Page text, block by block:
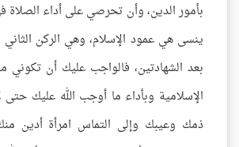
بأمور الدين، وأن تحرصي على أداء الصلاة
ينسى هي عمود الإسلام، وهي الركن الثاني
بعد الشهادتين، فالواجب عليك أن تكوني
الإسلامية وبأداء ما أوجب الله عليك
ذمك وعيبك وإلى التماس امرأة أدين